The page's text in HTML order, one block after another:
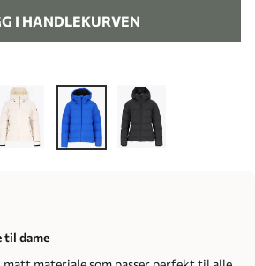
I HANDLEKURVEN
til dame